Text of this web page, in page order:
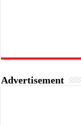
Advertisement